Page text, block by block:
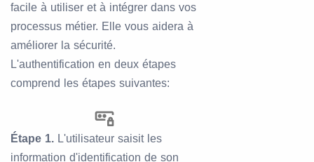
facile à utiliser et à intégrer dans vos
processus métier. Elle vous aidera à
améliorer la sécurité.
L'authentification en deux étapes
comprend les étapes suivantes:
Étape 1. L'utilisateur saisit les
information d'identification de son